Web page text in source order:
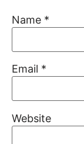
Name *
Email *
Website